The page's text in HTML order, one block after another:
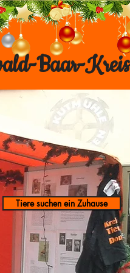
Baar-Kreis
Tiere suchen ein Zuhause